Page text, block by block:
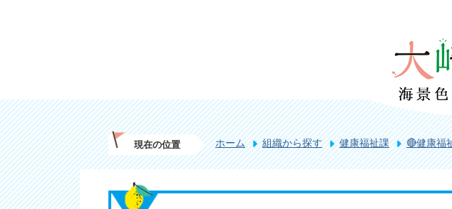
現在の位置 ホーム 組織から探す 健康福祉課 🔴健康福